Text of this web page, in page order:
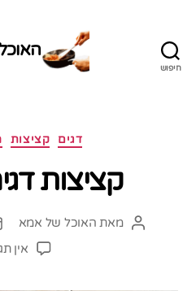
חיפוש
דגים קציצות
קציצות
המחבר
מאת האוכל של אמא
אין